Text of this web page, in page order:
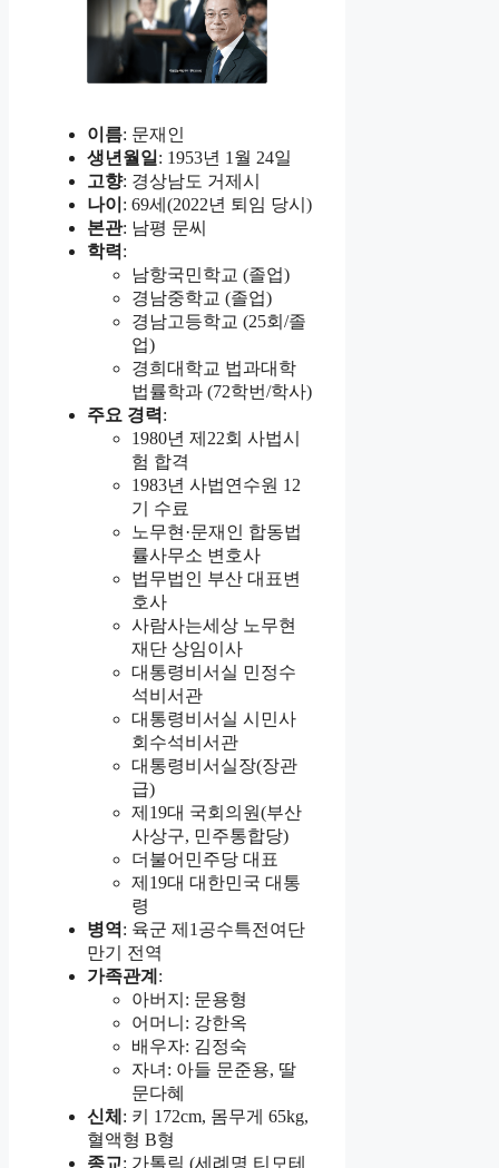
이름: 문재인
생년월일 : 1953년 1월 24일
고향: 경상남도 거제시
나이 : 69세(2022년 퇴임 당시)
본관: 남평 문씨
학력 :
남항국민학교 (졸업)
경남중학교 (졸업)
경남고등학교 (25회/졸
업)
경희대학교 법과대학
법률학과 (72학번/학사)
주요 경력 :
1980년 제22회 사법시
험 합격
1983년 사법연수원 12
기 수료
노무현·문재인 합동법
률사무소 변호사
법무법인 부산 대표변
호사
사람사는세상 노무현
재단 상임이사
대통령비서실 민정수
석비서관
대통령비서실 시민사
회수석비서관
대통령비서실장(장관
급)
제19대 국회의원(부산
사상구, 민주통합당)
더불어민주당 대표
제19대 대한민국 대통
령
병역 : 육군 제1공수특전여단
만기 전역
가족관계 :
아버지: 문용형
어머니: 강한옥
배우자: 김정숙
자녀: 아들 문준용, 딸
문다혜
신체 : 키 172cm, 몸무게 65kg,
혈액형 B형
종교: 가톨릭 (세례명 티모테